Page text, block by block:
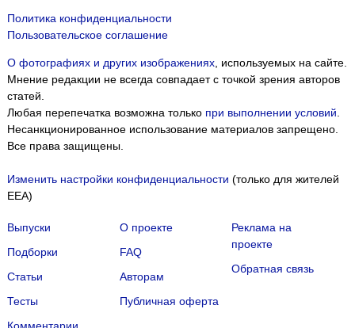
Политика конфиденциальности
Пользовательское соглашение
О фотографиях и других изображениях, используемых на сайте.
Мнение редакции не всегда совпадает с точкой зрения авторов
статей.
Любая перепечатка возможна только при выполнении условий
Несанкционированное использование материалов запрещено.
Все права защищены.
Изменить настройки конфиденциальности (только для жителей
EEA)
Выпуски
Подборки
Статьи
Тесты
О проекте
FAQ
Авторам
Публичная оферта
Реклама на
проекте
Обратная связь